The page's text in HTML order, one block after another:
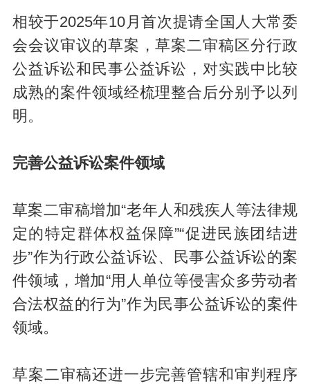
相较于2025年10月首次提请全国人大常委
会会议审议的草案，草案二审稿区分行政
公益诉讼和民事公益诉讼，对实践中比较
成熟的案件领域经梳理整合后分别予以列
明。
完善公益诉讼案件领域
草案二审稿增加“老年人和残疾人等法律规
定的特定群体权益保障”“促进民族团结进
步”作为行政公益诉讼、民事公益诉讼的案
件领域，增加“用人单位等侵害众多劳动者
合法权益的行为”作为民事公益诉讼的案件
领域。
草案二审稿还进一步完善管辖和审判程序